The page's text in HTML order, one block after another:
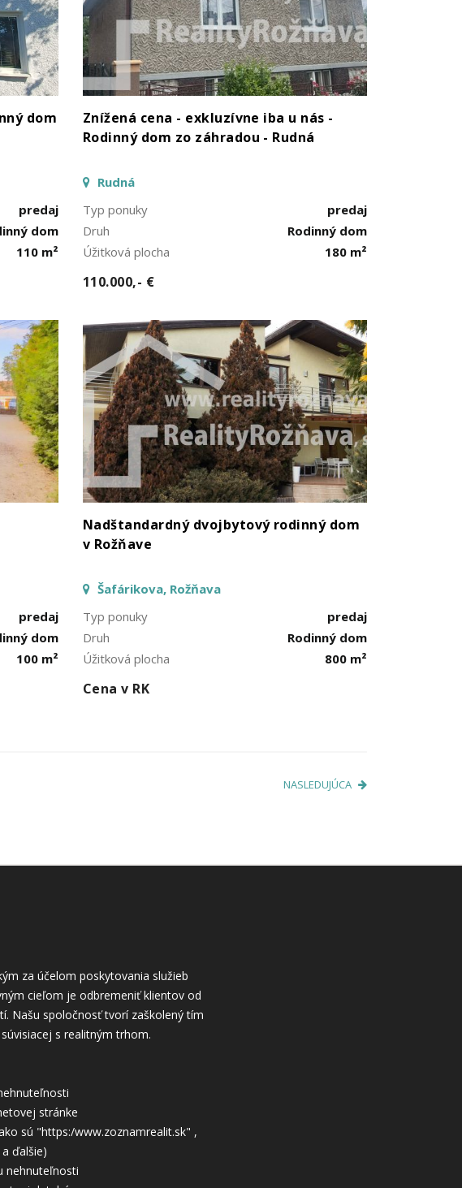
dom
predaj
dom
110 m²
Znížená cena - exkluzívne iba u nás -
Rodinný dom zo záhradou - Rudná
Rudná
Typ ponuky
predaj
Druh
Rodinný dom
Úžitková plocha
180 m²
110.000,- €
predaj
dom
100 m²
Nadštandardný dvojbytový rodinný dom
v Rožňave
Šafárikova, Rožňava
Typ ponuky
predaj
Druh
Rodinný dom
Úžitková plocha
800 m²
Cena v RK
NASLEDUJÚCA
za účelom poskytovania služieb
cieľom je odbremeniť klientov od
Našu spoločnosť tvorí zaškolený tím
s realitným trhom.
stránke
sú "https:/www.zoznamrealit.sk" ,
ďalšie)
nehnuteľnosti